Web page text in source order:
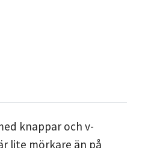
knappar och v-
lite mörkare än på